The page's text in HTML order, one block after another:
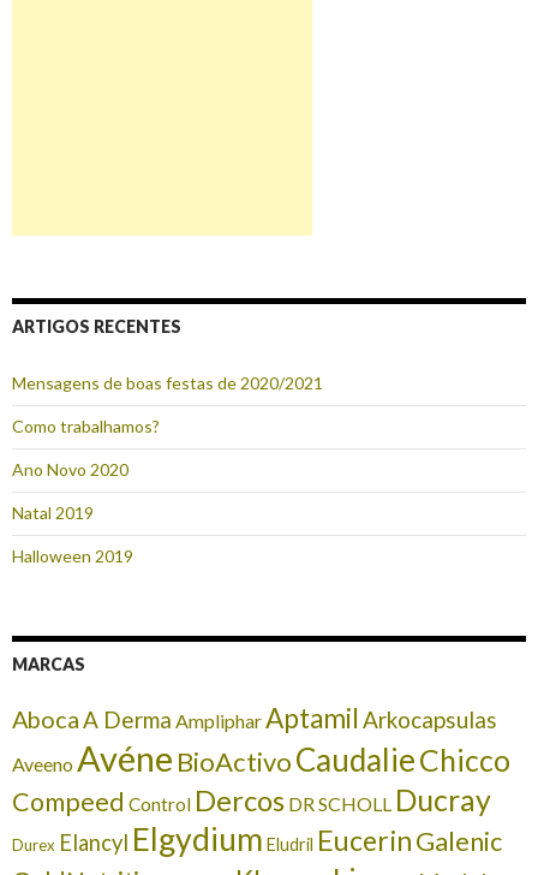
ARTIGOS RECENTES
Mensagens de boas festas de 2020/2021
Como trabalhamos?
Ano Novo 2020
Natal 2019
Halloween 2019
MARCAS
AbocaA Derma AmplipharAptamil Arkocapsulas
Aveeno Avéne BioActivoCaudalieChicco
Compeed Control Dercos DR SCHOLL Ducray
Durex Elancyl Elgydium Eludril EucerinGalenic